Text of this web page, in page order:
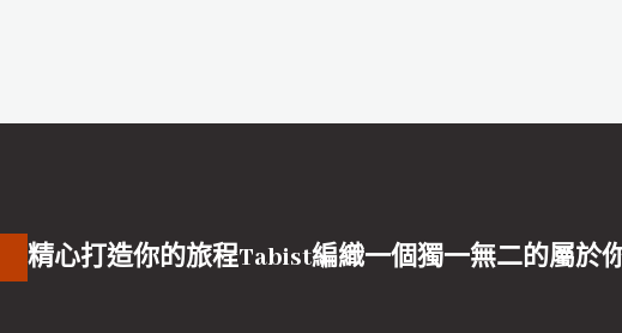
精心打造你的旅程Tabist編織一個獨一無二的屬於